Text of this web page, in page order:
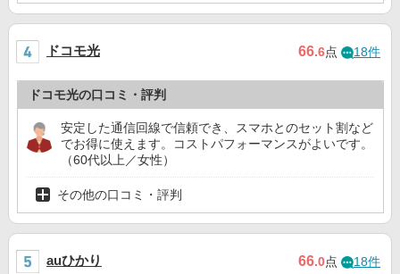
ドコモ光 66.6点 18件
ドコモ光の口コミ・評判
安定した通信回線で信頼でき、スマホとのセット割など
でお得に使えます。コストパフォーマンスがよいです。
（60代以上／女性）
その他の口コミ・評判
auひかり 66.0点 18件